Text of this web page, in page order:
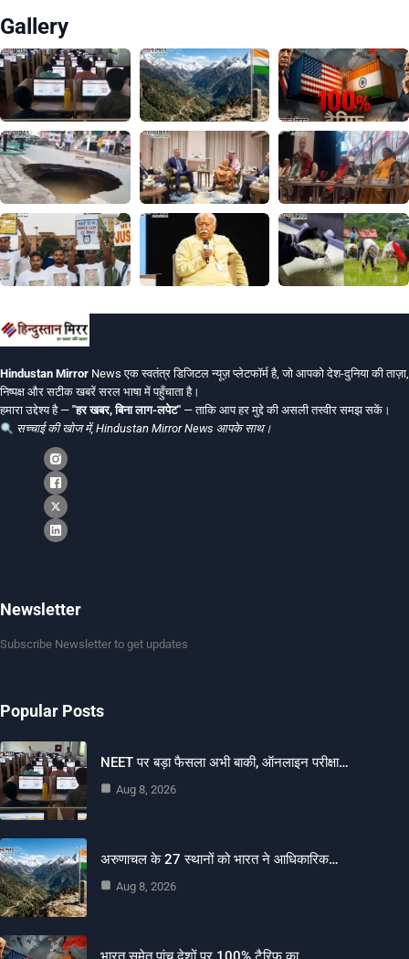
Gallery
Hindustan Mirror News एक स्वतंत्र डिजिटल न्यूज़ प्लेटफॉर्म है, जो आपको देश-दुनिया की ताज़ा,
निष्पक्ष और सटीक खबरें सरल भाषा में पहुँचाता है।
हमारा उद्देश्य है — "हर खबर, बिना लाग-लपेट" — ताकि आप हर मुद्दे की असली तस्वीर समझ सकें।
सच्चाई की खोज में, Hindustan Mirror News आपके साथ।
Newsletter
Subscribe Newsletter to get updates
Popular Posts
NEET पर बड़ा फैसला अभी बाकी, ऑनलाइन परीक्षा…
Aug 8, 2026
अरुणाचल के 27 स्थानों को भारत ने आधिकारिक…
Aug 8, 2026